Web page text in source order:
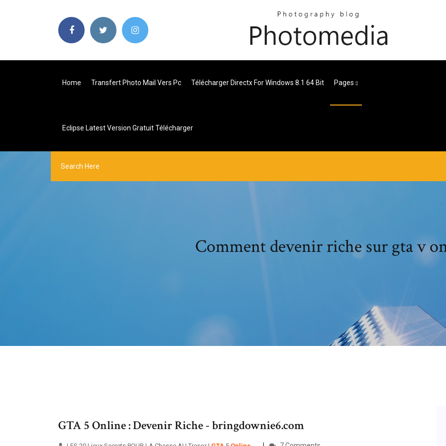
Home Transfert Photo Mail Vers Pc Télécharger Directx For Windows 8.1 64 Bit Pages
Eclipse Latest Version Gratuit Télécharger
Comment devenir riche sur gta v
GTA 5 Online : Devenir Riche - bringdownie6.com